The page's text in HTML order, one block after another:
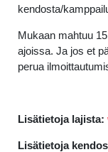
kendosta/
Mukaan mahtuu
ajoissa. Ja jos et
perua
Lisätietoja lajista:
Lisätietoja